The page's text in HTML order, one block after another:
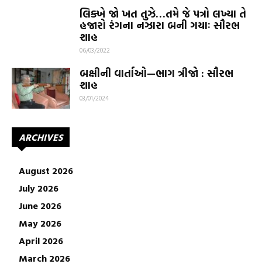
લિક્ખે જો ખત તુઝે…તમે જે પત્રો લખ્યા તે
હજારો રંગના નઝારા બની ગયાઃ સૌરભ
શાહ
06/03/2022
બક્ષીની વાર્તાઓ—ભાગ ત્રીજો : સૌરભ
શાહ
03/01/2024
ARCHIVES
August 2026
July 2026
June 2026
May 2026
April 2026
March 2026